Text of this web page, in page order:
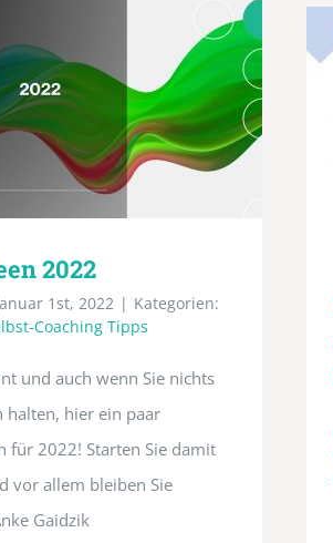
2022
1st, 2022 | Kategorien:
Coaching Tipps
und auch wenn Sie nichts
halten, hier ein paar
für 2022! Starten Sie damit
vor allem bleiben Sie
Gaidzik